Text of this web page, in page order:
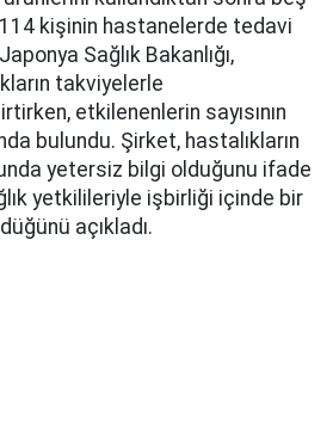
kişinin hastanelerde tedavi
Sağlık Bakanlığı,
takviyelerle
etkilenenlerin sayısının
bulundu. Şirket, hastalıkların
yetersiz bilgi olduğunu ifade
yetkilileriyle işbirliği içinde bir
açıkladı.